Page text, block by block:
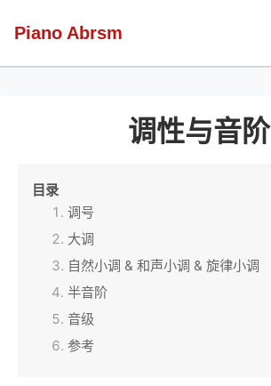
Piano Abrsm
调性与音阶
目录
调号
大调
自然小调 & 和声小调 & 旋律小调
半音阶
音级
参考